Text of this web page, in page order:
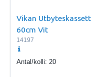
Vikan Utbyteskassett
60cm Vit
14197
Antal/kolli: 20